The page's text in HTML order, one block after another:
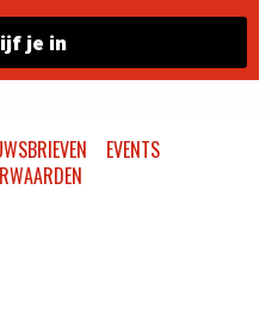
je in
EVENTS